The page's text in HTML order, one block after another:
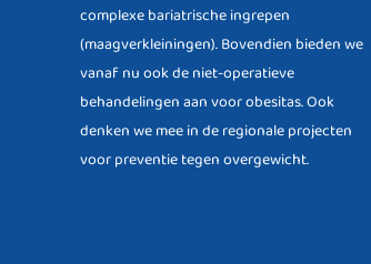
complexe bariatrische ingrepen
(maagverkleiningen). Bovendien bieden we
vanaf nu ook de niet-operatieve
behandelingen aan voor obesitas. Ook
denken we mee in de regionale projecten
voor preventie tegen overgewicht.